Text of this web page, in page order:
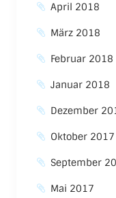
April 2018
März 2018
Februar 2018
Januar 2018
Dezember
Oktober 2017
September
Mai 2017